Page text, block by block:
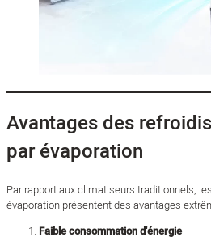
Avantages des
par évaporation
Par rapport aux climatiseurs traditionnels,
évaporation présentent des avantages
Faible consommation d'énergie